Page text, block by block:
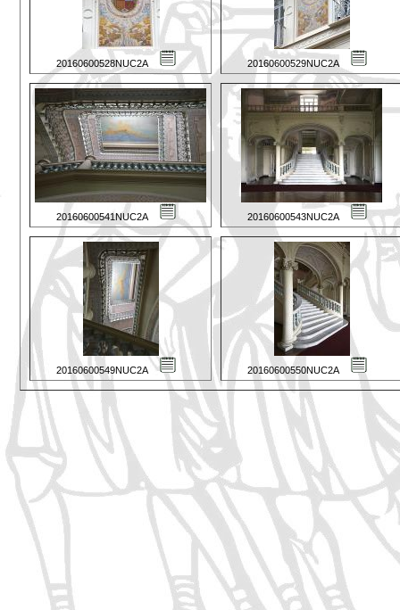
20160600528NUC2A 20160600529NUC2A
20160600541NUC2A 20160600543NUC2A
20160600549NUC2A 20160600550NUC2A